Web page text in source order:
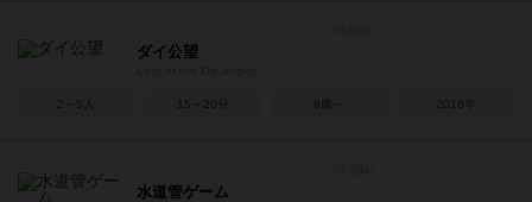
ダイ公望
2～5人 15～20分 8歳～ 2016年
水道管ゲーム